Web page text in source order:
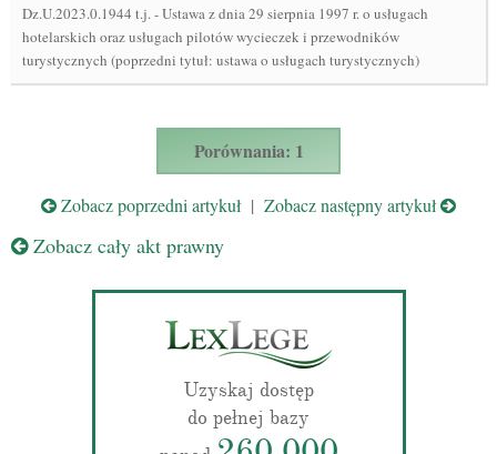
Dz.U.2023.0.1944 t.j.-Ustawa z dnia 29 sierpnia 1997 r. o usługach
hotelarskich oraz usługach pilotów wycieczek i przewodników
turystycznych (poprzedni tytuł: ustawa o usługach turystycznych)
Porównania: 1
Zobacz poprzedni artykuł | Zobacz następny artykuł
Zobacz cały akt prawny
Uzyskaj dostęp
do pełnej bazy